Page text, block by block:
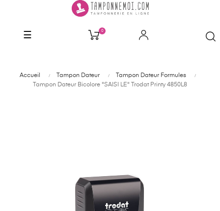
Basculer
☰ 0
Accueil Tampon Dateur
Tampon Dateur Formules
Tampon Dateur Bicolore "SAISI LE" Trodat Printy 4850L8